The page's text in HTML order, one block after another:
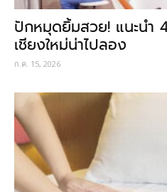
ปักหมุดยิ้มสวย! แนะนำ
เชียงใหม่น่าไปลอง
ก.ค. 15, 2026